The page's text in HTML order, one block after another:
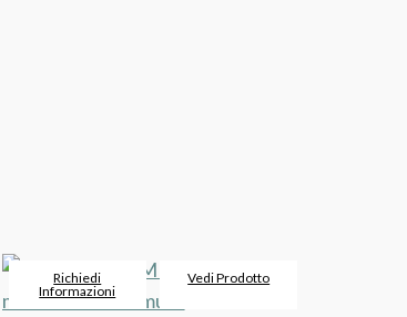
Richiedi
Informazioni
Vedi Prodotto